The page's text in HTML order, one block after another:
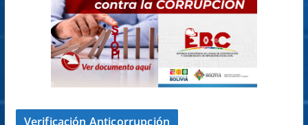
Verificación Anticorrupción